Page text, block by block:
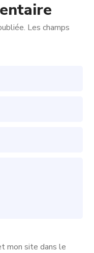
Les champs
mon site dans le